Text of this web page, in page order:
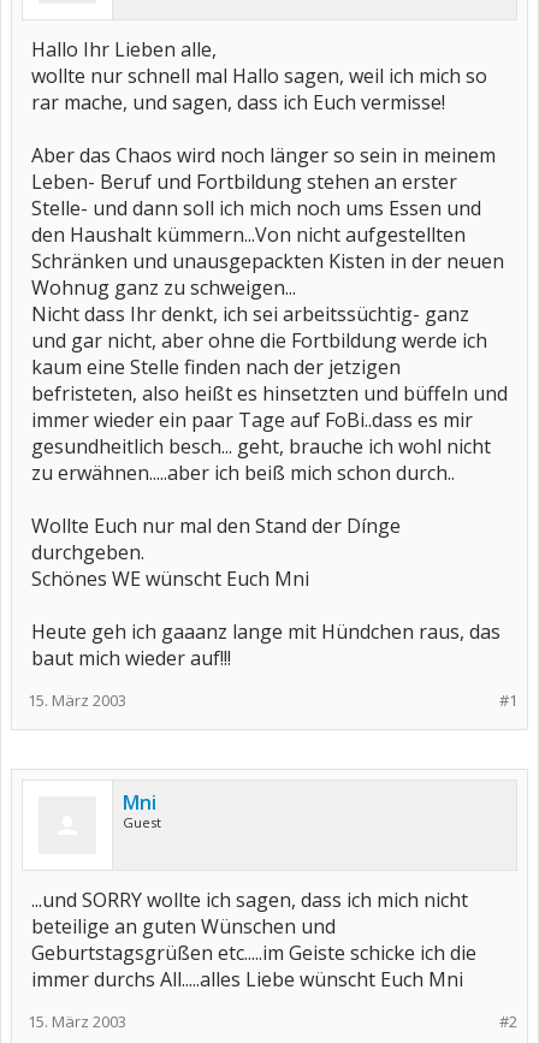
Hallo Ihr Lieben alle,
wollte nur schnell mal Hallo sagen, weil ich mich so
rar mache, und sagen, dass ich Euch vermisse!
Aber das Chaos wird noch länger so sein in meinem
Leben- Beruf und Fortbildung stehen an erster
Stelle- und dann soll ich mich noch ums Essen und
den Haushalt kümmern...Von nicht aufgestellten
Schränken und unausgepackten Kisten in der neuen
Wohnug ganz zu schweigen...
Nicht dass Ihr denkt, ich sei arbeitssüchtig- ganz
und gar nicht, aber ohne die Fortbildung werde ich
kaum eine Stelle finden nach der jetzigen
befristeten, also heißt es hinsetzten und büffeln und
immer wieder ein paar Tage auf FoBi..dass es mir
gesundheitlich besch... geht, brauche ich wohl nicht
zu erwähnen.....aber ich beiß mich schon durch..
Wollte Euch nur mal den Stand der Dínge
durchgeben.
Schönes WE wünscht Euch Mni
Heute geh ich gaaanz lange mit Hündchen raus, das
baut mich wieder auf!!!
#1
15. März 2003
Mni
Guest
...und SORRY wollte ich sagen, dass ich mich nicht
beteilige an guten Wünschen und
Geburtstagsgrüßen etc.....im Geiste schicke ich die
immer durchs All.....alles Liebe wünscht Euch Mni
#2
15. März 2003